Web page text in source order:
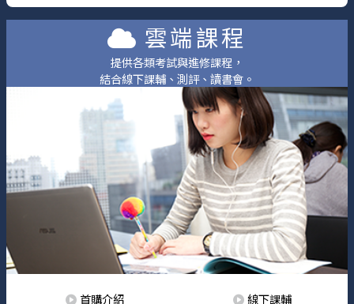
雲端課程
提供各類考試與進修課程，
結合線下課輔、測評、讀書會。
首購介紹 線下課輔